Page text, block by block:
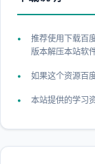
推荐使用下载百
版本解压本站软
如果这个资源百
本站提供的学习